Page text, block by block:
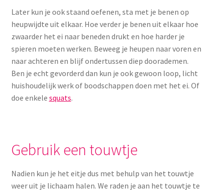
Later kun je ook staand oefenen, sta met je benen op
heupwijdte uit elkaar. Hoe verder je benen uit elkaar hoe
zwaarder het ei naar beneden drukt en hoe harder je
spieren moeten werken. Beweeg je heupen naar voren en
naar achteren en blijf ondertussen diep doorademen.
Ben je echt gevorderd dan kun je ook gewoon loop, licht
huishoudelijk werk of boodschappen doen met het ei. Of
doe enkele squats.
Gebruik een touwtje
Nadien kun je het eitje dus met behulp van het touwtje
weer uit je lichaam halen. We raden je aan het touwtje te